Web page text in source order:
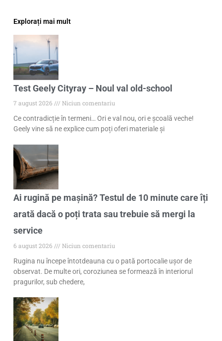
Explorați mai mult
Test Geely Cityray – Noul val old-school
7 august 2026
Niciun comentariu
Ce contradicție în termeni… Ori e val nou, ori e școală veche!
Geely vine să ne explice cum poți oferi materiale și
Ai rugină pe mașină? Testul de 10 minute care îți
arată dacă o poți trata sau trebuie să mergi la
service
6 august 2026
Niciun comentariu
Rugina nu începe întotdeauna cu o pată portocalie ușor de
observat. De multe ori, coroziunea se formează în interiorul
pragurilor, sub chedere,